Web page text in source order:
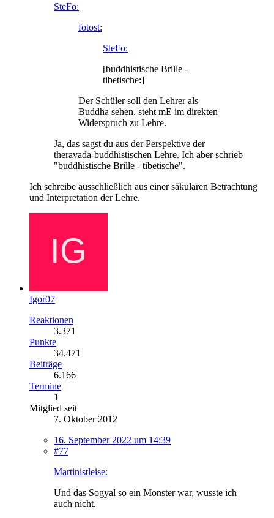
SteFo:
fotost:
SteFo:
[buddhistische Brille -
tibetische:]
Der Schüler soll den Lehrer als
Buddha sehen, steht mE im direkten
Widerspruch zu Lehre.
Ja, das sagst du aus der Perspektive der
theravada-buddhistischen Lehre. Ich aber schrieb
"buddhistische Brille - tibetische".
Ich schreibe ausschließlich aus einer säkularen Betrachtung
und Interpretation der Lehre.
Igor07
Reaktionen
3.371
Punkte
34.471
Beiträge
6.166
Termine
1
Mitglied seit
7. Oktober 2012
16. September 2022 um 14:39
#77
Martinistleise:
Und das Sogyal so ein Monster war, wusste ich
auch nicht.